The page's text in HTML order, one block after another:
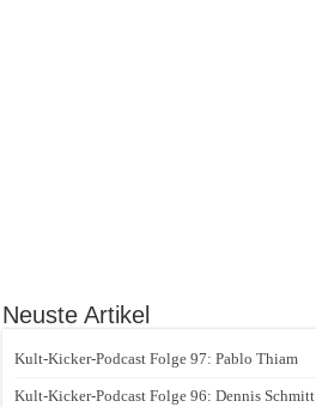
Neuste Artikel
Kult-Kicker-Podcast Folge 97: Pablo Thiam
Kult-Kicker-Podcast Folge 96: Dennis Schmitt